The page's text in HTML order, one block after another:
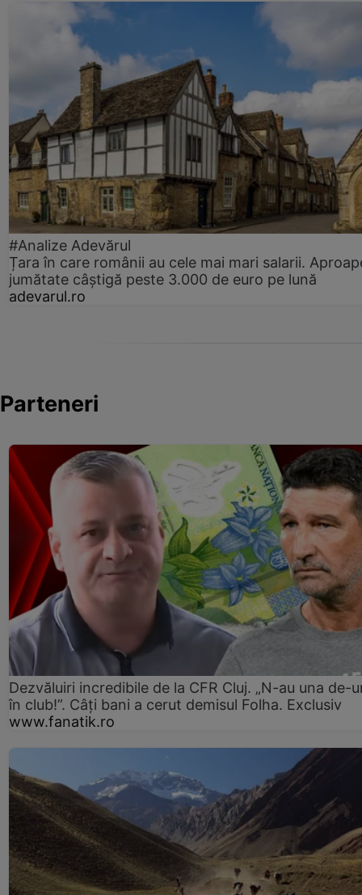
#Analize Adevărul
Țara în care românii au cele mai mari salarii.
jumătate câștigă peste 3.000 de euro pe lună
adevarul.ro
Parteneri
Dezvăluiri incredibile de la CFR Cluj. „N-au una de-
în club!”. Câți bani a cerut demisul Folha. Exclusiv
www.fanatik.ro